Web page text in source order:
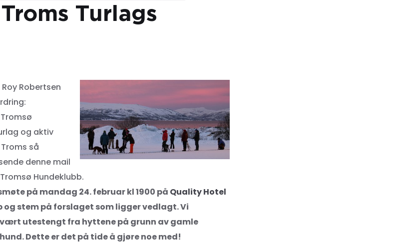
Turlags
Robertsen
og aktiv
så
denne mail
Hundeklubb.
på mandag 24. februar kl 1900 på Quality Hotel
og stem på forslaget som ligger vedlagt. Vi
utestengt fra hyttene på grunn av gamle
Dette er det på tide å gjøre noe med!